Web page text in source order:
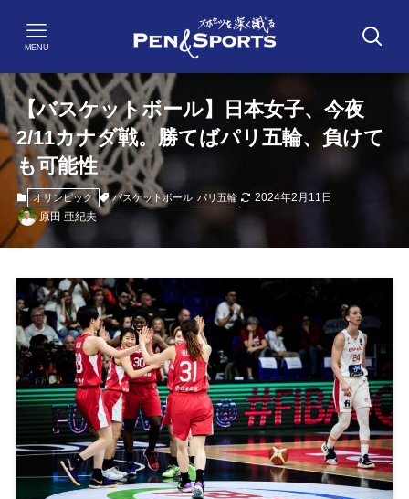
MENU
【バスケットボール】日本女子、今夜
2/11カナダ戦。勝てばパリ五輪、負けて
も可能性
オリンピック バスケットボール パリ五輪
2024年2月11日
原田 亜紀夫